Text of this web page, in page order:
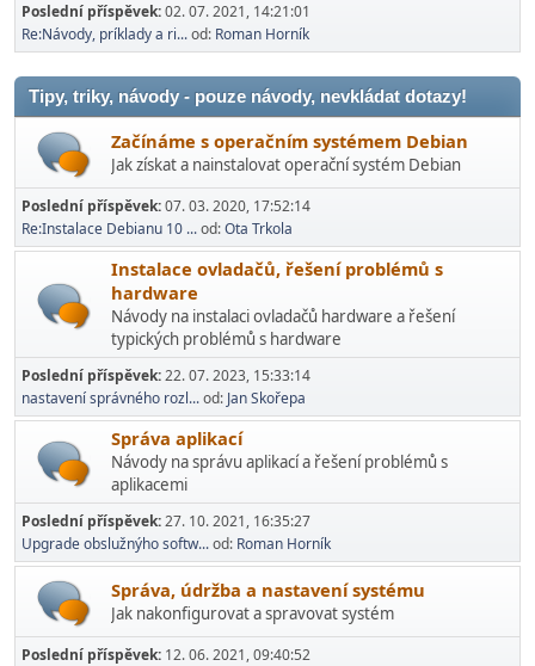
Poslední příspěvek:02. 07. 2021, 14:21:01
Re:Návody, príklady a ri...od: Roman Horník
Tipy, triky, návody - pouze návody, nevkládat dotazy!
Začínáme s operačním systémem Debian
Jak získat a nainstalovat operační systém Debian
Poslední příspěvek:07. 03. 2020, 17:52:14
Re:Instalace Debianu 10 ...od:Ota Trkola
Instalace ovladačů, řešení problémů s
hardware
Návody na instalaci ovladačů hardware a řešení
typických problémů s hardware
Poslední příspěvek:22. 07. 2023, 15:33:14
nastavení správného rozl...od: Jan Skořepa
Správa aplikací
Návody na správu aplikací a řešení problémů s
aplikacemi
Poslední příspěvek:27. 10. 2021, 16:35:27
Upgrade obslužnýho softw...od: Roman Horník
Správa, údržba a nastavení systému
Jak nakonfigurovat a spravovat systém
Poslední příspěvek: 12. 06. 2021, 09:40:52